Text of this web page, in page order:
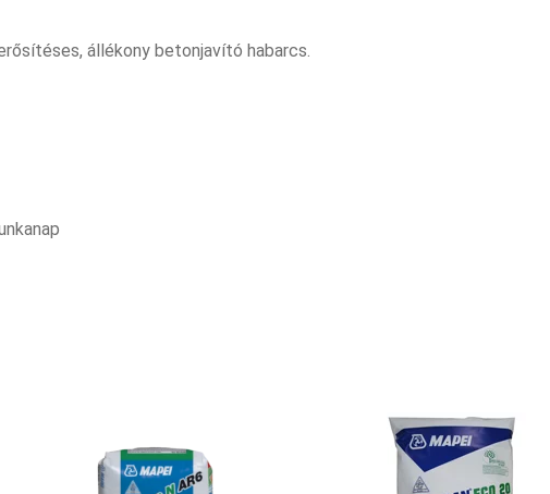
állékony betonjavító habarcs.